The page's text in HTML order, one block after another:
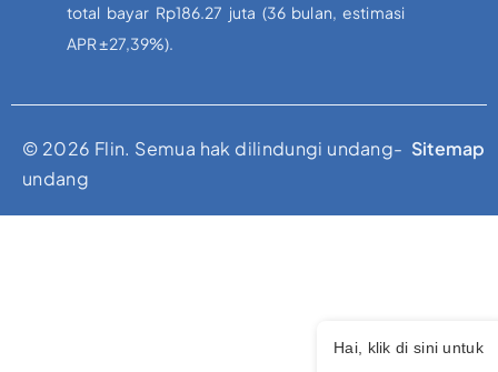
total bayar Rp186.27 juta (36 bulan, estimasi
APR ±27,39%).
Hai, klik di sini untuk
© 2026 Flin. Semua hak dilindungi undang-
undang
Sitemap